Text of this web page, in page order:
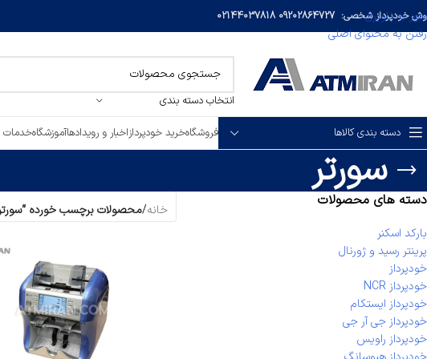
عبور به ناوبری
رفتن به محتوای اصلی
خودپرداز شخصی: 09202864727
02144037818
انتخاب دسته بندی
دسته بندی کالاها فروشگاهخرید خودپردازاخبار و رویدادهاآموزشگاهخدمات
سورتر
دسته های محصولات
بارکد اسکنر
پرینتر رسید و ژورنال
خودپرداز
خودپرداز NCR
خودپرداز ایستکام
خودپرداز جی آر جی
خودپرداز راویس
خانه/محصولات برچسب خورده